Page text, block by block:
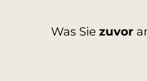
Was Sie zuvor